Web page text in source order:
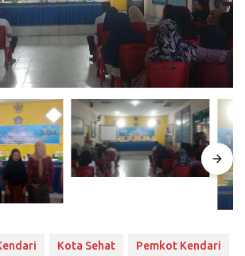
Kota Sehat Pemkot Kendari